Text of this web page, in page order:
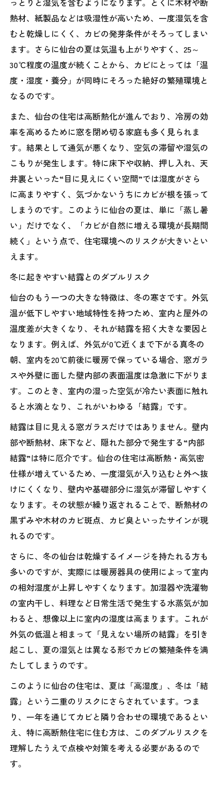
熱材、紙製品などは吸湿性が高いため、一度湿気を含
むと乾燥しにくく、カビの発芽条件がそろってしまい
ます。さらに仙台の夏は気温も上がりやすく、25～
30℃程度の温度が続くことから、カビにとっては「温
度・湿度・養分」が同時にそろった絶好の繁殖環境と
なるのです。
また、仙台の住宅は高断熱化が進んでおり、冷房の効
率を高めるために窓を閉め切る家庭も多く見られま
す。結果として通気が悪くなり、空気の滞留や湿気の
こもりが発生します。特に床下や収納、押し入れ、天
井裏といった“目に見えにくい空間”では湿度がさら
に高まりやすく、気づかないうちにカビが根を張って
しまうのです。このように仙台の夏は、単に「蒸し暑
い」だけでなく、「カビが自然に増える環境が長期間
続く」という点で、住宅環境へのリスクが大きいとい
えます。
冬に起きやすい結露とのダブルリスク
仙台のもう一つの大きな特徴は、冬の寒さです。外気
温が低下しやすい地域特性を持つため、室内と屋外の
温度差が大きくなり、それが結露を招く大きな要因と
なります。例えば、外気が0℃近くまで下がる真冬の
朝、室内を20℃前後に暖房で保っている場合、窓ガラ
スや外壁に面した壁内部の表面温度は急激に下がりま
す。このとき、室内の湿った空気が冷たい表面に触れ
ると水滴となり、これがいわゆる「結露」です。
結露は目に見える窓ガラスだけではありません。壁内
部や断熱材、床下など、隠れた部分で発生する“内部
結露”は特に厄介です。仙台の住宅は高断熱・高気密
仕様が増えているため、一度湿気が入り込むと外へ抜
けにくくなり、壁内や基礎部分に湿気が滞留しやすく
なります。その状態が繰り返されることで、断熱材の
黒ずみや木材のカビ斑点、カビ臭といったサインが現
れるのです。
さらに、冬の仙台は乾燥するイメージを持たれる方も
多いのですが、実際には暖房器具の使用によって室内
の相対湿度が上昇しやすくなります。加湿器や洗濯物
の室内干し、料理など日常生活で発生する水蒸気が加
わると、想像以上に室内の湿度は高まります。これが
外気の低温と相まって「見えない場所の結露」を引き
起こし、夏の湿気とは異なる形でカビの繁殖条件を満
たしてしまうのです。
このように仙台の住宅は、夏は「高湿度」、冬は「結
露」という二重のリスクにさらされています。つま
り、一年を通じてカビと隣り合わせの環境であるとい
え、特に高断熱住宅に住む方は、このダブルリスクを
理解したうえで点検や対策を考える必要があるので
す。